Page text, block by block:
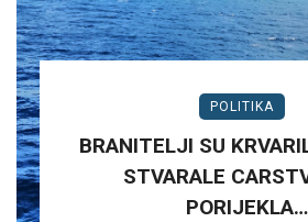
POLITIKA
BRANITELJI SU
STVARALE
PORIJEKLA…